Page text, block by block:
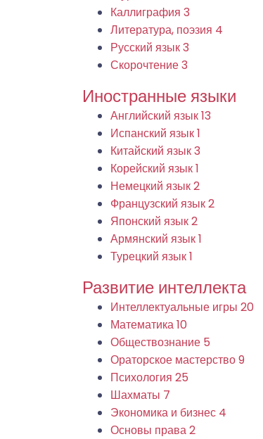
Каллиграфия 3
Литература, поэзия 4
Русский язык3
Скорочтение3
Иностранные языки
Английский язык13
Испанский язык1
Китайский язык3
Корейский язык1
Немецкий язык2
Французский язык2
Японский язык2
Армянский язык1
Турецкий язык1
Развитие интеллекта
Интеллектуальные игры 20
Математика10
Обществознание 5
Ораторское мастерство9
Психология 25
Шахматы 7
Экономика и бизнес 4
Основы права2